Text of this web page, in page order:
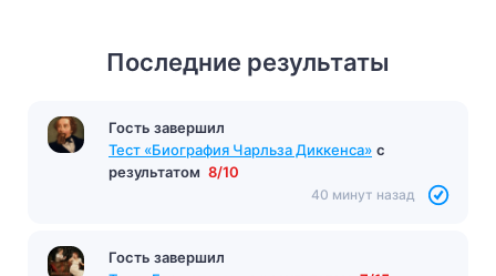
Последние результаты
Гость завершил
Тест по произведению "Капитанская дочка"
результатом 8/12
33 минуты назад
Гость завершил
Тест «Биография Чарльза Диккенса»